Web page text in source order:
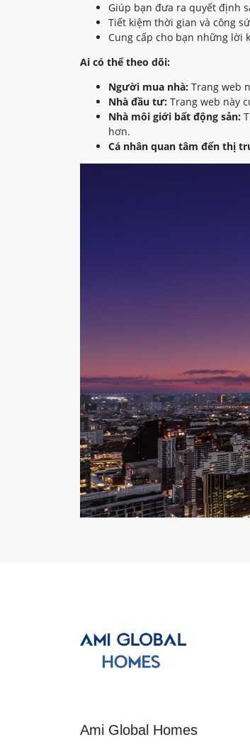
Giúp bạn đưa ra quyết định
Tiết kiệm thời gian và công
Cung cấp cho bạn những lời
Ai có thể theo dõi:
Người mua nhà:Trang web
Nhà đầu tư:Trang web này
Nhà môi giới bất động sản:
hơn.
Cá nhân quan tâm đến thị
Ami Global Homes